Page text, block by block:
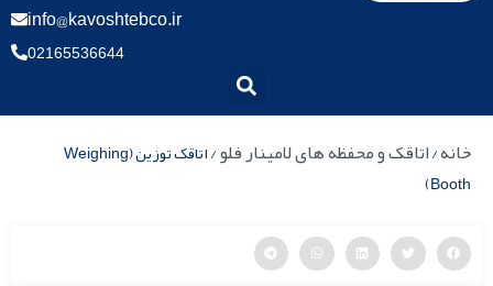
info@kavoshtebco.ir
02165536644
خانه/اتاقک و محفظه های لامینار فلو
/ اتاقک توزین (Weighing
Booth)